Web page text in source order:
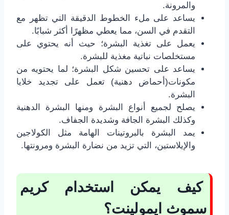
والمرونة.
يساعد على ملء الخطوط الدقيقة التي تظهر مع
التقدم في السن، مما يعطي مظهرًا أكثر شبابًا.
يعمل على تغذية البشرة؛ حيث أنه يحتوي على
مستخلصات نباتية مغذية للبشرة.
يساعد على تحسين شكل البشرة؛ لما يحتويه من
مكونات(أحماض دهنية) تعمل على تجديد خلايا
البشرة.
يصلح لجميع أنواع البشرة ومنها البشرة الدهنية
وكذلك البشرة الجافة وشديدة الجفاف.
يمد البشرة بالبروتينات الهامة مثل الكولاجين
والإيلاستين، التي تزيد من نضارة البشرة ومرونتها.
كيف يمكن استخدام كريم
سموث ايمولينت؟